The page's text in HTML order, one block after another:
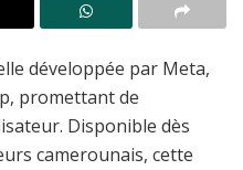
développée par Meta,
promettant de
Disponible dès
camerounais, cette